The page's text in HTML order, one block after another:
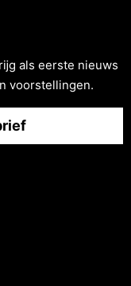
als eerste nieuws
voorstellingen.